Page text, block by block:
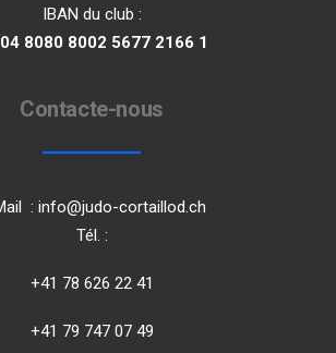
IBAN du club :
8080 8002 5677 2166 1
Contacte-nous
: info@judo-cortaillod.ch
Tél. :
+41 78 626 22 41
+41 79 747 07 49